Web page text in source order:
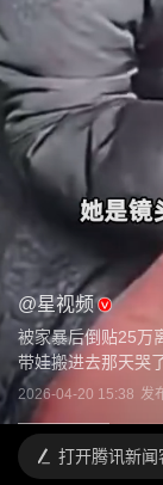
@星视频
被家暴后倒贴25万
带娃搬进去那天哭
2026-04-20 15:38 发
打开腾讯新